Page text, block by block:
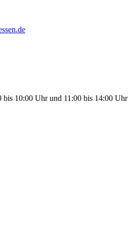
bis 10:00 Uhr und 11:00 bis 14:00 Uhr